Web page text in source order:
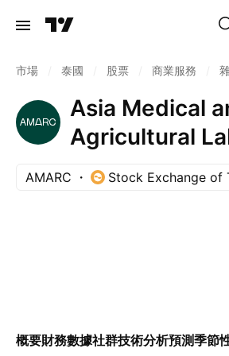
市場 泰國 股票 商業服務
Asia Medical
Agricultural
and Research
AMARC Stock Exchange of
概要財務數據社群技術分析預測季節